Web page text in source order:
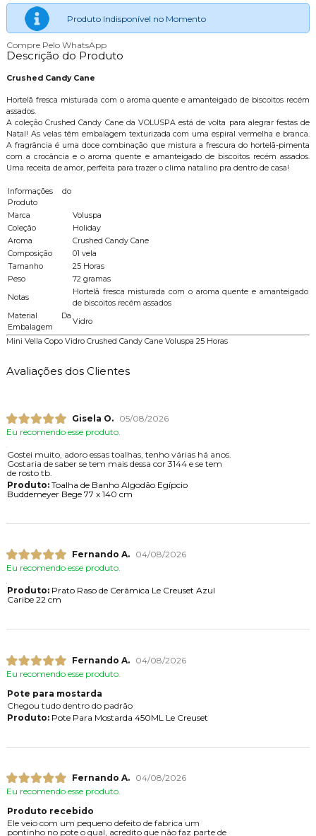
Produto Indisponível no Momento
Compre Pelo WhatsApp
Descrição do Produto
Crushed Candy Cane
Hortelã fresca misturada com o aroma quente e amanteigado de biscoitos recém
assados.
A coleção Crushed Candy Cane da VOLUSPA está de volta para alegrar festas de
Natal! As velas têm embalagem texturizada com uma espiral vermelha e branca.
A fragrância é uma doce combinação que mistura a frescura do hortelã-pimenta
com a crocância e o aroma quente e amanteigado de biscoitos recém assados.
Uma receita de amor, perfeita para trazer o clima natalino pra dentro de casa!
Informações do
Produto
Marca
Voluspa
Coleção
Holiday
Aroma
Crushed Candy Cane
Composição
01 vela
Tamanho
25 Horas
Peso
72 gramas
Notas
Hortelã fresca misturada com o aroma quente e amanteigado
de biscoitos recém assados
Material Da
Embalagem
Vidro
Mini Vella Copo Vidro Crushed Candy Cane Voluspa 25 Horas
Avaliações dos Clientes
Gisela O.
05/08/2026
Eu recomendo esse produto.
Gostei muito, adoro essas toalhas, tenho várias há anos.
Gostaria de saber se tem mais dessa cor 3144 e se tem
de rosto tb.
Produto:Toalha de Banho Algodão Egípcio
Buddemeyer Bege 77 x 140 cm
Fernando A.
04/08/2026
Eu recomendo esse produto.
Produto:Prato Raso de Cerâmica Le Creuset Azul
Caribe 22 cm
Fernando A.
04/08/2026
Eu recomendo esse produto.
Pote para mostarda
Chegou tudo dentro do padrão
Produto:Pote Para Mostarda 450ML Le Creuset
Fernando A.
04/08/2026
Eu recomendo esse produto.
Produto recebido
Ele veio com um pequeno defeito de fabrica um
pontinho no pote o qual, acredito que não faz parte de